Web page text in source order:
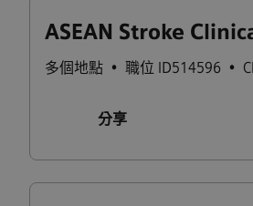
ASEAN Stroke
多個地點 • 職位 ID514596 •
分享